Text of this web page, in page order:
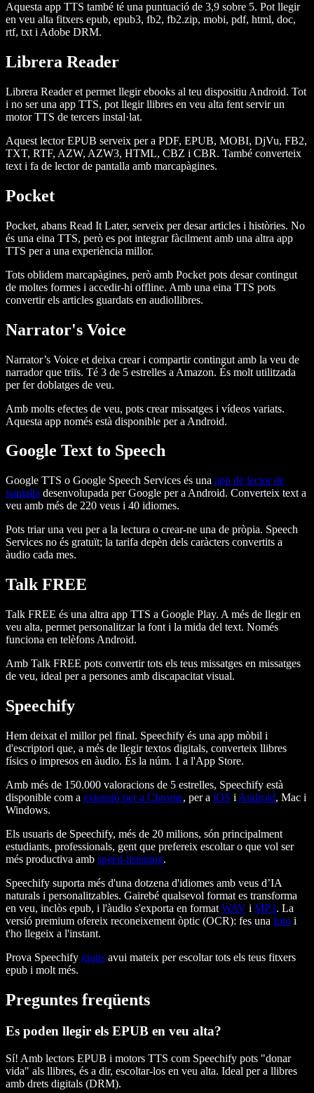
Aquesta app TTS també té una puntuació de 3,9 sobre 5. Pot llegir
en veu alta fitxers epub, epub3, fb2, fb2.zip, mobi, pdf, html, doc,
rtf, txt i Adobe DRM.
Librera Reader
Librera Reader et permet llegir ebooks al teu dispositiu Android. Tot
i no ser una app TTS, pot llegir llibres en veu alta fent servir un
motor TTS de tercers instal·lat.
Aquest lector EPUB serveix per a PDF, EPUB, MOBI, DjVu, FB2,
TXT, RTF, AZW, AZW3, HTML, CBZ i CBR. També converteix
text i fa de lector de pantalla amb marcapàgines.
Pocket
Pocket, abans Read It Later, serveix per desar articles i històries. No
és una eina TTS, però es pot integrar fàcilment amb una altra app
TTS per a una experiència millor.
Tots oblidem marcapàgines, però amb Pocket pots desar contingut
de moltes formes i accedir-hi offline. Amb una eina TTS pots
convertir els articles guardats en audiollibres.
Narrator's Voice
Narrator’s Voice et deixa crear i compartir contingut amb la veu de
narrador que triïs. Té 3 de 5 estrelles a Amazon. És molt utilitzada
per fer doblatges de veu.
Amb molts efectes de veu, pots crear missatges i vídeos variats.
Aquesta app només està disponible per a Android.
Google Text to Speech
Google TTS o Google Speech Services és una app de lector de
pantalla desenvolupada per Google per a Android. Converteix text a
veu amb més de 220 veus i 40 idiomes.
Pots triar una veu per a la lectura o crear-ne una de pròpia. Speech
Services no és gratuït; la tarifa depèn dels caràcters convertits a
àudio cada mes.
Talk FREE
Talk FREE és una altra app TTS a Google Play. A més de llegir en
veu alta, permet personalitzar la font i la mida del text. Només
funciona en telèfons Android.
Amb Talk FREE pots convertir tots els teus missatges en missatges
de veu, ideal per a persones amb discapacitat visual.
Speechify
Hem deixat el millor pel final. Speechify és una app mòbil i
d'escriptori que, a més de llegir textos digitals, converteix llibres
físics o impresos en àudio. És la núm. 1 a l'App Store.
Amb més de 150.000 valoracions de 5 estrelles, Speechify està
disponible com a extensió per a Chrome, per a iOS i Android, Mac i
Windows.
Els usuaris de Speechify, més de 20 milions, són principalment
estudiants, professionals, gent que prefereix escoltar o que vol ser
més productiva amb speed-listening.
Speechify suporta més d'una dotzena d'idiomes amb veus d’IA
naturals i personalitzables. Gairebé qualsevol format es transforma
en veu, inclòs epub, i l'àudio s'exporta en format WAV i MP3. La
versió premium ofereix reconeixement òptic (OCR): fes una foto i
t'ho llegeix a l'instant.
Prova Speechify gratis avui mateix per escoltar tots els teus fitxers
epub i molt més.
Preguntes freqüents
Es poden llegir els EPUB en veu alta?
Sí! Amb lectors EPUB i motors TTS com Speechify pots "donar
vida" als llibres, és a dir, escoltar-los en veu alta. Ideal per a llibres
amb drets digitals (DRM).